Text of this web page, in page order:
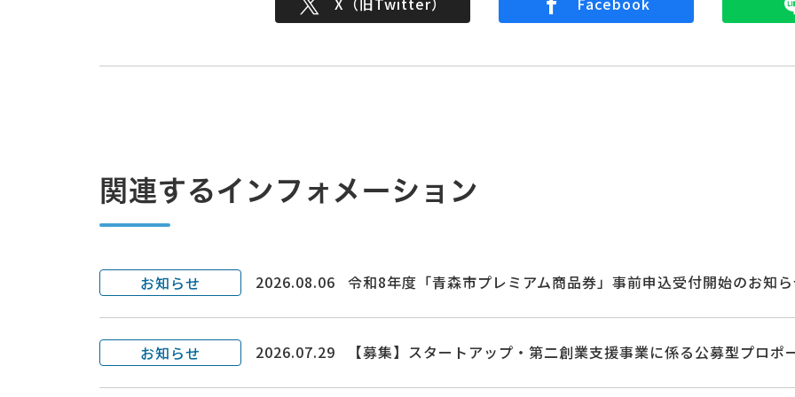
関連するインフォメーション
お知らせ 2026.08.06 令和8年度「青森市プレミアム商品券」事前申込受付開始のお知
お知らせ 2026.07.29 【募集】スタートアップ・第二創業支援事業に係る公募型プロ